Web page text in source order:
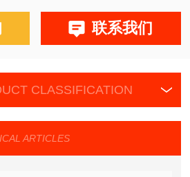
联系我们
CLASSIFICATION
ARTICLES